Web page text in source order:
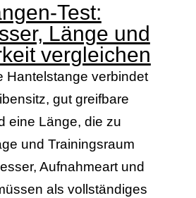
Test:
Länge und
vergleichen
Hantelstange verbindet
gut greifbare
eine Länge, die zu
und Trainingsraum
Aufnahmeart und
als vollständiges